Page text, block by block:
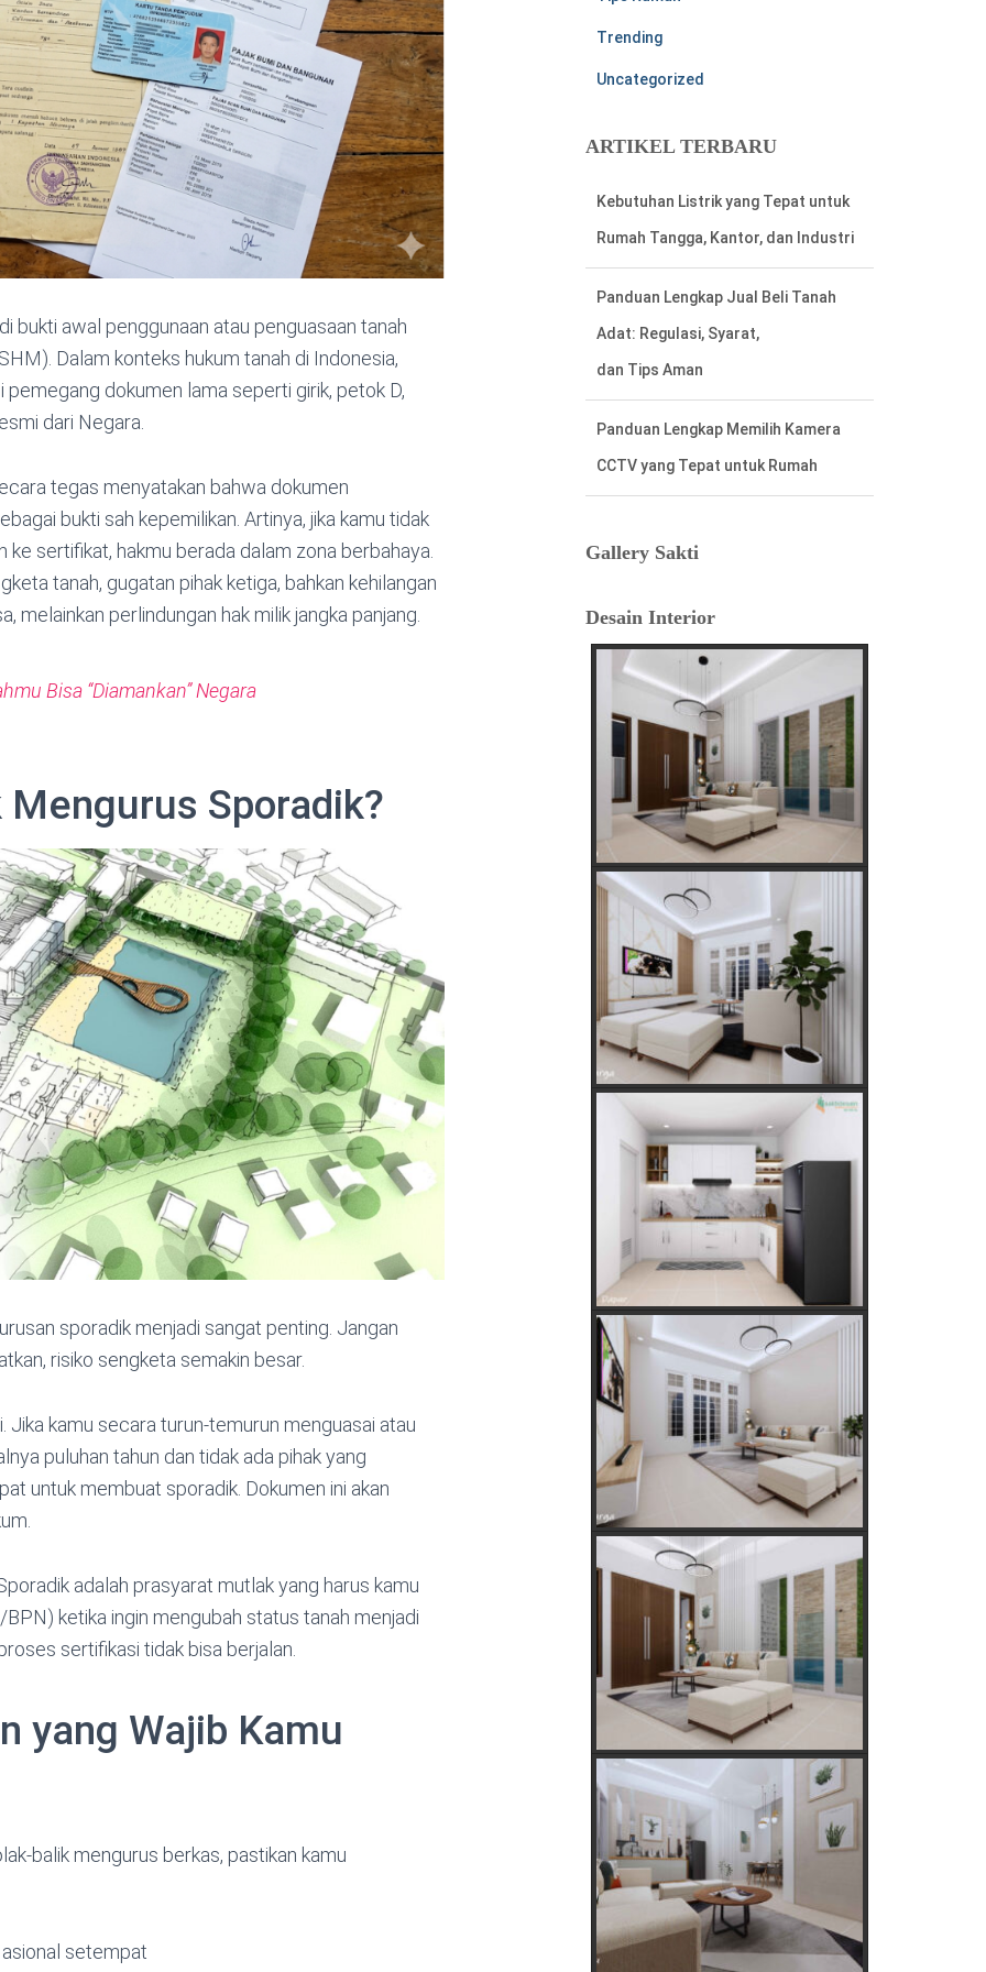
bukti awal penggunaan atau penguasaan tanah
Dalam konteks hukum tanah di Indonesia,
pemegang dokumen lama seperti girik, petok D,
dari Negara.
tegas menyatakan bahwa dokumen
bukti sah kepemilikan. Artinya, jika kamu tidak
sertifikat, hakmu berada dalam zona berbahaya.
tanah, gugatan pihak ketiga, bahkan kehilangan
melainkan perlindungan hak milik jangka panjang.
Bisa “Diamankan” Negara
Sporadik?
sporadik menjadi sangat penting. Jangan
risiko sengketa semakin besar.
kamu secara turun-temurun menguasai atau
puluhan tahun dan tidak ada pihak yang
untuk membuat sporadik. Dokumen ini akan
adalah prasyarat mutlak yang harus kamu
ketika ingin mengubah status tanah menjadi
sertifikasi tidak bisa berjalan.
yang Wajib Kamu
balik mengurus berkas, pastikan kamu
setempat
Trending
Uncategorized
ARTIKEL TERBARU
Panduan Lengkap Jual Beli Tanah
Adat: Regulasi, Syarat,
Panduan Lengkap Memilih Kamera
CCTV yang Tepat untuk Rumah
Cara Mudah Menemukan Nomor
Rekening Listrik di Meteran Listrik
Tafsir Anjing Datang ke Rumah:
Hal Penting Saat Cek Tagihan Listrik
PLN Agar Tidak Keliru
Cara Cepat dan Mudah cek Tagihan
Listrik via WhatsApp: Panduan
Lengkap PLN 123
Menentukan Hari dan Bulan Baik
Membangun Rumah Menurut
Hitungan Jawa
Rahasia Memilih Hari Baik untuk
Membangun Rumah Menurut
Hitungan Jawa
Keajaiban Lukisan Panen Padi
dalam Feng Shui
Mimpi Tikus Masuk Rumah: Apa
Makna Sebenarnya?
Fungsi dan Ukuran MCB dalam
Sistem Kelistrikan
Apakah Feng Shui Buruk Jika Memiliki
Tanaman Hias Palsu?
Golongan Tarif Listrik PLN dan Cara
Mengecek Daya Listrik di Rumah
Kebutuhan Listrik anda Besar perlu
Daya Listrik PLN 3 Phase!
Kebutuhan Listrik yang Tepat untuk
Rumah Tangga, Kantor, dan Industri
Gallery Sakti
Desain Interior